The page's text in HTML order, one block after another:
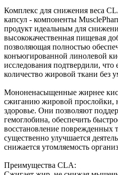
Комплекс для снижения веса
капсул - компоненты
продукт идеальным для
высококачественная пищевая
позволяющая полностью
конъюгированной линолевой
исследования подтвердили, что
количество жировой ткани
Мононенасыщенные жирнее
сжиганию жировой прослойки,
здоровье. Они позволяют
гемоглобина, обеспечить
восстановление поврежденных
существенно улучшается
снижается утомляемость
Преимущества CLA: